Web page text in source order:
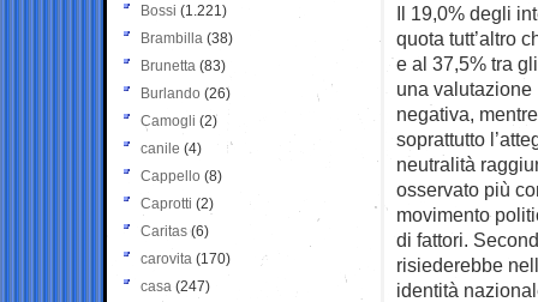
Il 19,0% degli
quota tutt’altro
e al 37,5% tra
una valutazione
negativa,
soprattutto
neutralità
osservato più
movimento
di fattori.
risiederebbe
identità
Bossi (1.221)
Brambilla (38)
Brunetta (83)
Burlando (26)
Camogli (2)
canile (4)
Cappello (8)
Caprotti (2)
Caritas (6)
carovita (170)
casa (247)